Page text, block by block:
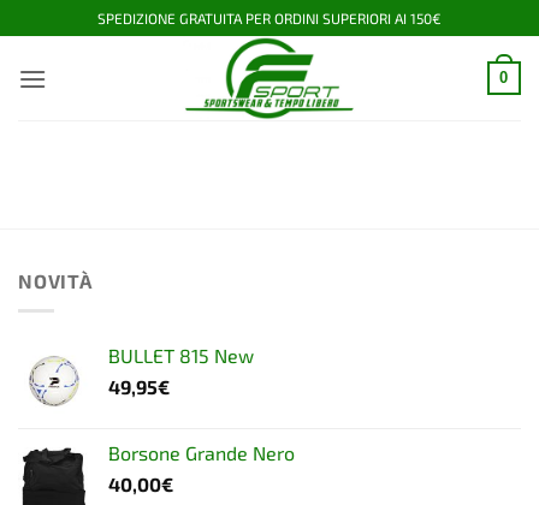
ai
contenuti
SPEDIZIONE GRATUITA PER ORDINI SUPERIORI AI 150€
0
NOVITÀ
BULLET 815 New
49,95€
Borsone Grande Nero
40,00€